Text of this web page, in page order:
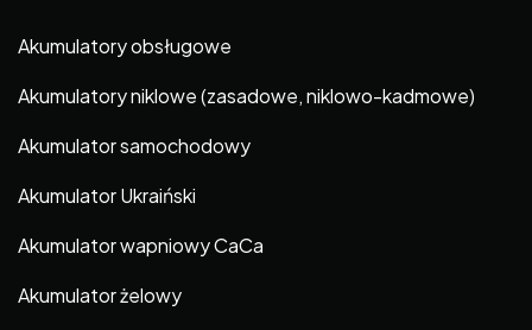
Akumulatory obsługowe
Akumulatory niklowe (zasadowe, niklowo-kadmowe)
Akumulator samochodowy
Akumulator Ukraiński
Akumulator wapniowy CaCa
Akumulator żelowy